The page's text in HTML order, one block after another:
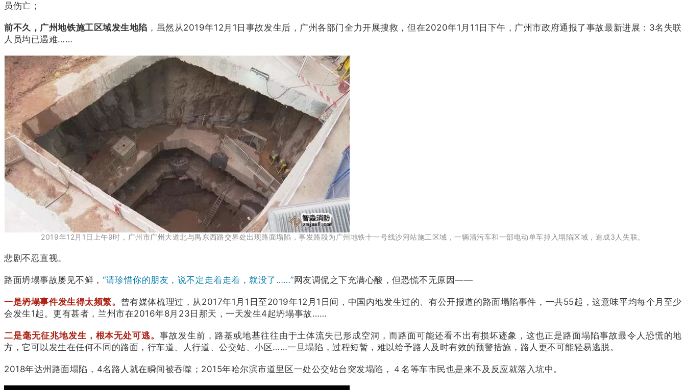
员伤亡；
前不久，广州地铁施工区域发生地陷 ，虽然从2019年12月1日事故发生后，广州各部门全力开展搜救，但在2020年1月11日下午，广州市政府通报了事故最新进展：3名失联
人员均已遇难……
2019年12月1日上午9时，广州市广州大道北与禺东西路交界处出现路面塌陷，事发路段为广州地铁十一号线沙河站施工区域，一辆清污车和一部电动单车掉入塌陷区域，造成3人失联。
悲剧不忍直视。
路面坍塌事故屡见不鲜， “请珍惜你的朋友，说不定走着走着，就没了……”网友调侃之下充满心酸，但恐慌不无原因——
一是坍塌事件发生得太频繁。 曾有媒体梳理过，从2017年1月1日至2019年12月1日间，中国内地发生过的、有公开报道的路面塌陷事件，一共55起，这意味平均每个月至少
会发生1起。更有甚者，兰州市在2016年8月23日那天，一天发生4起坍塌事故……
二是毫无征兆地发生，根本无处可逃。事故发生前，路基或地基往往由于土体流失已形成空洞，而路面可能还看不出有损坏迹象，这也正是路面塌陷事故最令人恐慌的地
方，它可以发生在任何不同的路面，行车道、人行道、公交站、小区……一旦塌陷，过程短暂，难以给予路人及时有效的预警措施，路人更不可能轻易逃脱。
2018年达州路面塌陷，4名路人就在瞬间被吞噬；2015年哈尔滨市道里区一处公交站台突发塌陷，４名等车市民也是来不及反应就落入坑中。